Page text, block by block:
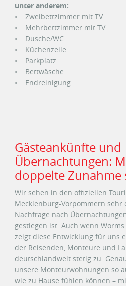
unter anderem:
• Zweibettzimmer mit TV
• Mehrbettzimmer mit TV
• Dusche/WC
• Küchenzeile
• Parkplatz
• Bettwäsche
• Endreinigung
Gästeankünfte und
Übernachtungen:
doppelte Zunahme
Wir sehen in den offiziellen
Mecklenburg-Vorpommern sehr
Nachfrage nach
gestiegen ist. Auch wenn
zeigt diese Entwicklung für uns
der Reisenden, Monteure und
deutschlandweit stetig zu.
unsere Monteurwohnungen so
wie zu Hause fühlen können –